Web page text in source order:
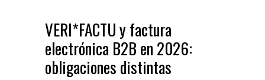
VERI*FACTU y factura
electrónica B2B en 2026:
obligaciones distintas